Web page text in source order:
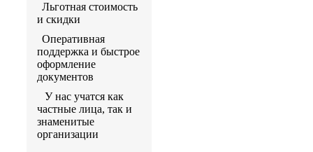
Льготная стоимость
и скидки
Оперативная
поддержка и быстрое
оформление
документов
У нас учатся как
частные лица, так и
знаменитые
организации